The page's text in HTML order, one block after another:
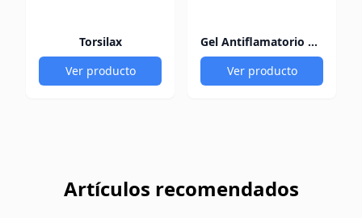
Torsilax
Ver producto
Gel Antiflamatorio 60Gr
Ver producto
Artículos recomendados